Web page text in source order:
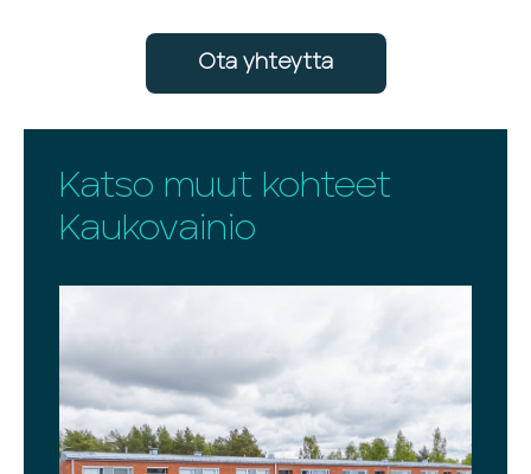
Ota yhteytta
Katso muut kohteet
Kaukovainio